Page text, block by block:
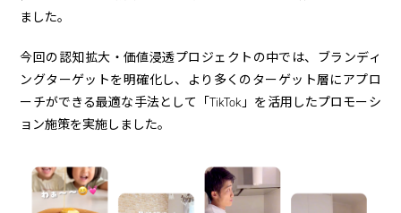
ました。
今回の認知拡大・価値浸透プロジェクトの中では、ブランディ
ングターゲットを明確化し、より多くのターゲット層にアプロ
ーチができる最適な手法として「TikTok」を活用したプロモーシ
ョン施策を実施しました。